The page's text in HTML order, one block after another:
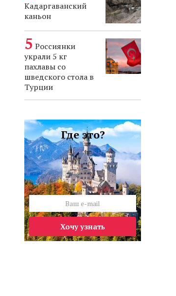
Кадаргаванский
каньон
Россиянки
украли 5 кг
пахлавы со
шведского стола в
Турции
Где это?
Хочу узнать